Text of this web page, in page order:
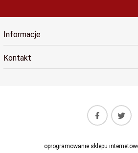
Informacje
Kontakt
oprogramowanie sklepu